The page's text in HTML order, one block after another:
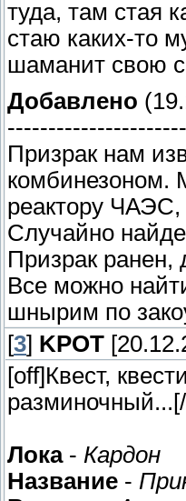
туда, там стая
стаю каких-то
шаманит свою
Добавлено
Призрак нам
комбинезоном.
реактору ЧАЭС,
Случайно
Призрак ранен,
Все можно
шнырим по
[3] KРOT
[off]Квест,
Лока- Кардон
Название -